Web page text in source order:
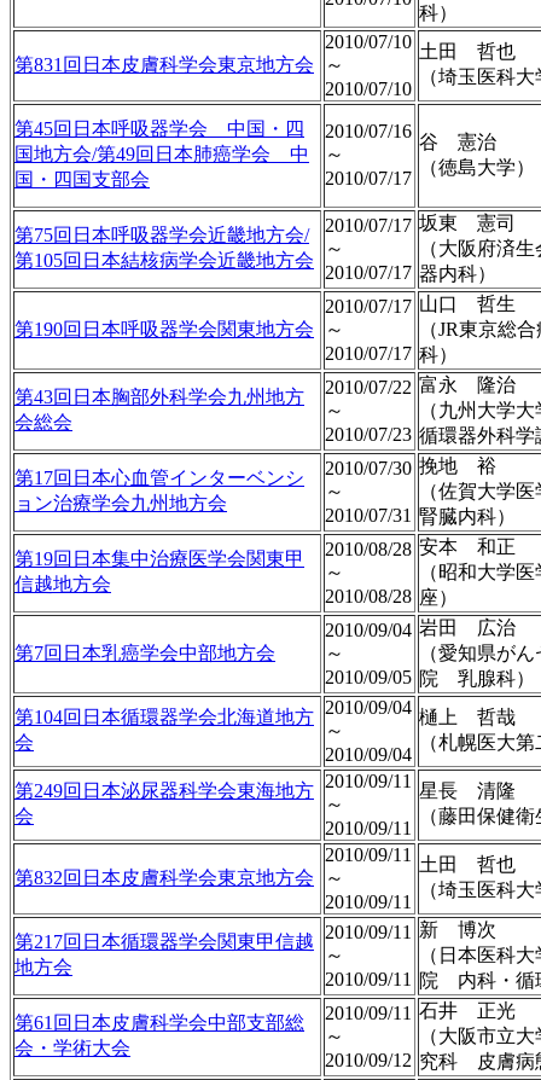
科）
第831回日本皮膚科学会東京地方会
2010/07/10
～
2010/07/10
土田 哲也
（埼玉医科
第45回日本呼吸器学会 中国・四
国地方会/第49回日本肺癌学会 中
国・四国支部会
2010/07/16
～
2010/07/17
谷 憲治
（徳島大学）
第75回日本呼吸器学会近畿地方会/
第105回日本結核病学会近畿地方会
2010/07/17
～
2010/07/17
坂東 憲司
（大阪府済
器内科）
第190回日本呼吸器学会関東地方会
2010/07/17
～
2010/07/17
山口 哲生
（JR東京総
科）
第43回日本胸部外科学会九州地方
会総会
2010/07/22
～
2010/07/23
富永 隆治
（九州大学
循環器外科学
第17回日本心血管インターベンシ
ョン治療学会九州地方会
2010/07/30
～
2010/07/31
挽地 裕
（佐賀大学
腎臓内科）
第19回日本集中治療医学会関東甲
信越地方会
2010/08/28
～
2010/08/28
安本 和正
（昭和大学
座）
第7回日本乳癌学会中部地方会
2010/09/04
～
2010/09/05
岩田 広治
（愛知県が
院 乳腺科）
第104回日本循環器学会北海道地方
会
2010/09/04
～
2010/09/04
樋上 哲哉
（札幌医大
第249回日本泌尿器科学会東海地方
会
2010/09/11
～
2010/09/11
星長 清隆
（藤田保健
第832回日本皮膚科学会東京地方会
2010/09/11
～
2010/09/11
土田 哲也
（埼玉医科
第217回日本循環器学会関東甲信越
地方会
2010/09/11
～
2010/09/11
新 博次
（日本医科
院 内科・循
第61回日本皮膚科学会中部支部総
会・学術大会
2010/09/11
～
2010/09/12
石井 正光
（大阪市立
究科 皮膚病